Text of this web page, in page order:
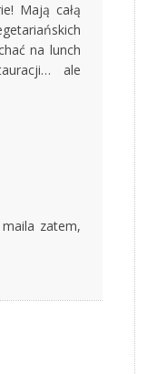
Mają całą
na lunch
ale
zatem,